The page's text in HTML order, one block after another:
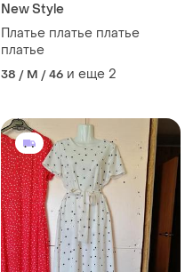
New Style
Платье платье платье
платье
38 / M / 46 и еще 2